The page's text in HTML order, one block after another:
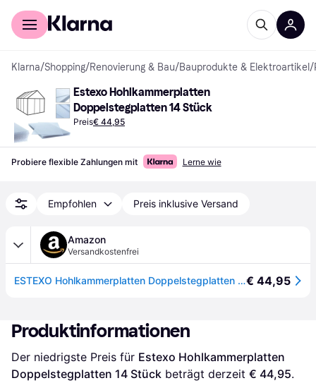
Für Shopper
Klarna/Shopping/Renovierung & Bau/Bauprodukte & Elektroartikel /
Estexo Hohlkammerplatten
Doppelstegplatten 14 Stück
Preis€ 44,95
Probiere flexible Zahlungen mit Lerne wie
Empfohlen Preis inklusive Versand
Amazon
Versandkostenfrei
ESTEXO Hohlkammerplatten Doppelstegplatten 14 Stück, 10,25 m², 60,5 x 121 cm, transparente Polykarbonat Platten 4 mm stark, Gewicht: 700g/m², Stegplatte, klar, Gewächshausplatten€ 44,95
Produktinformationen
Der niedrigste Preis für Estexo Hohlkammerplatten
Doppelstegplatten 14 Stück beträgt derzeit € 44,95.